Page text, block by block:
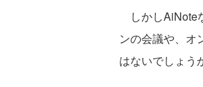
しかしAiNote
ンの会議や、オ
はないでしょう